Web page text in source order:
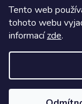
Tento web
tohoto webu
informacízde.
Copyright 2026
Grafický návrh